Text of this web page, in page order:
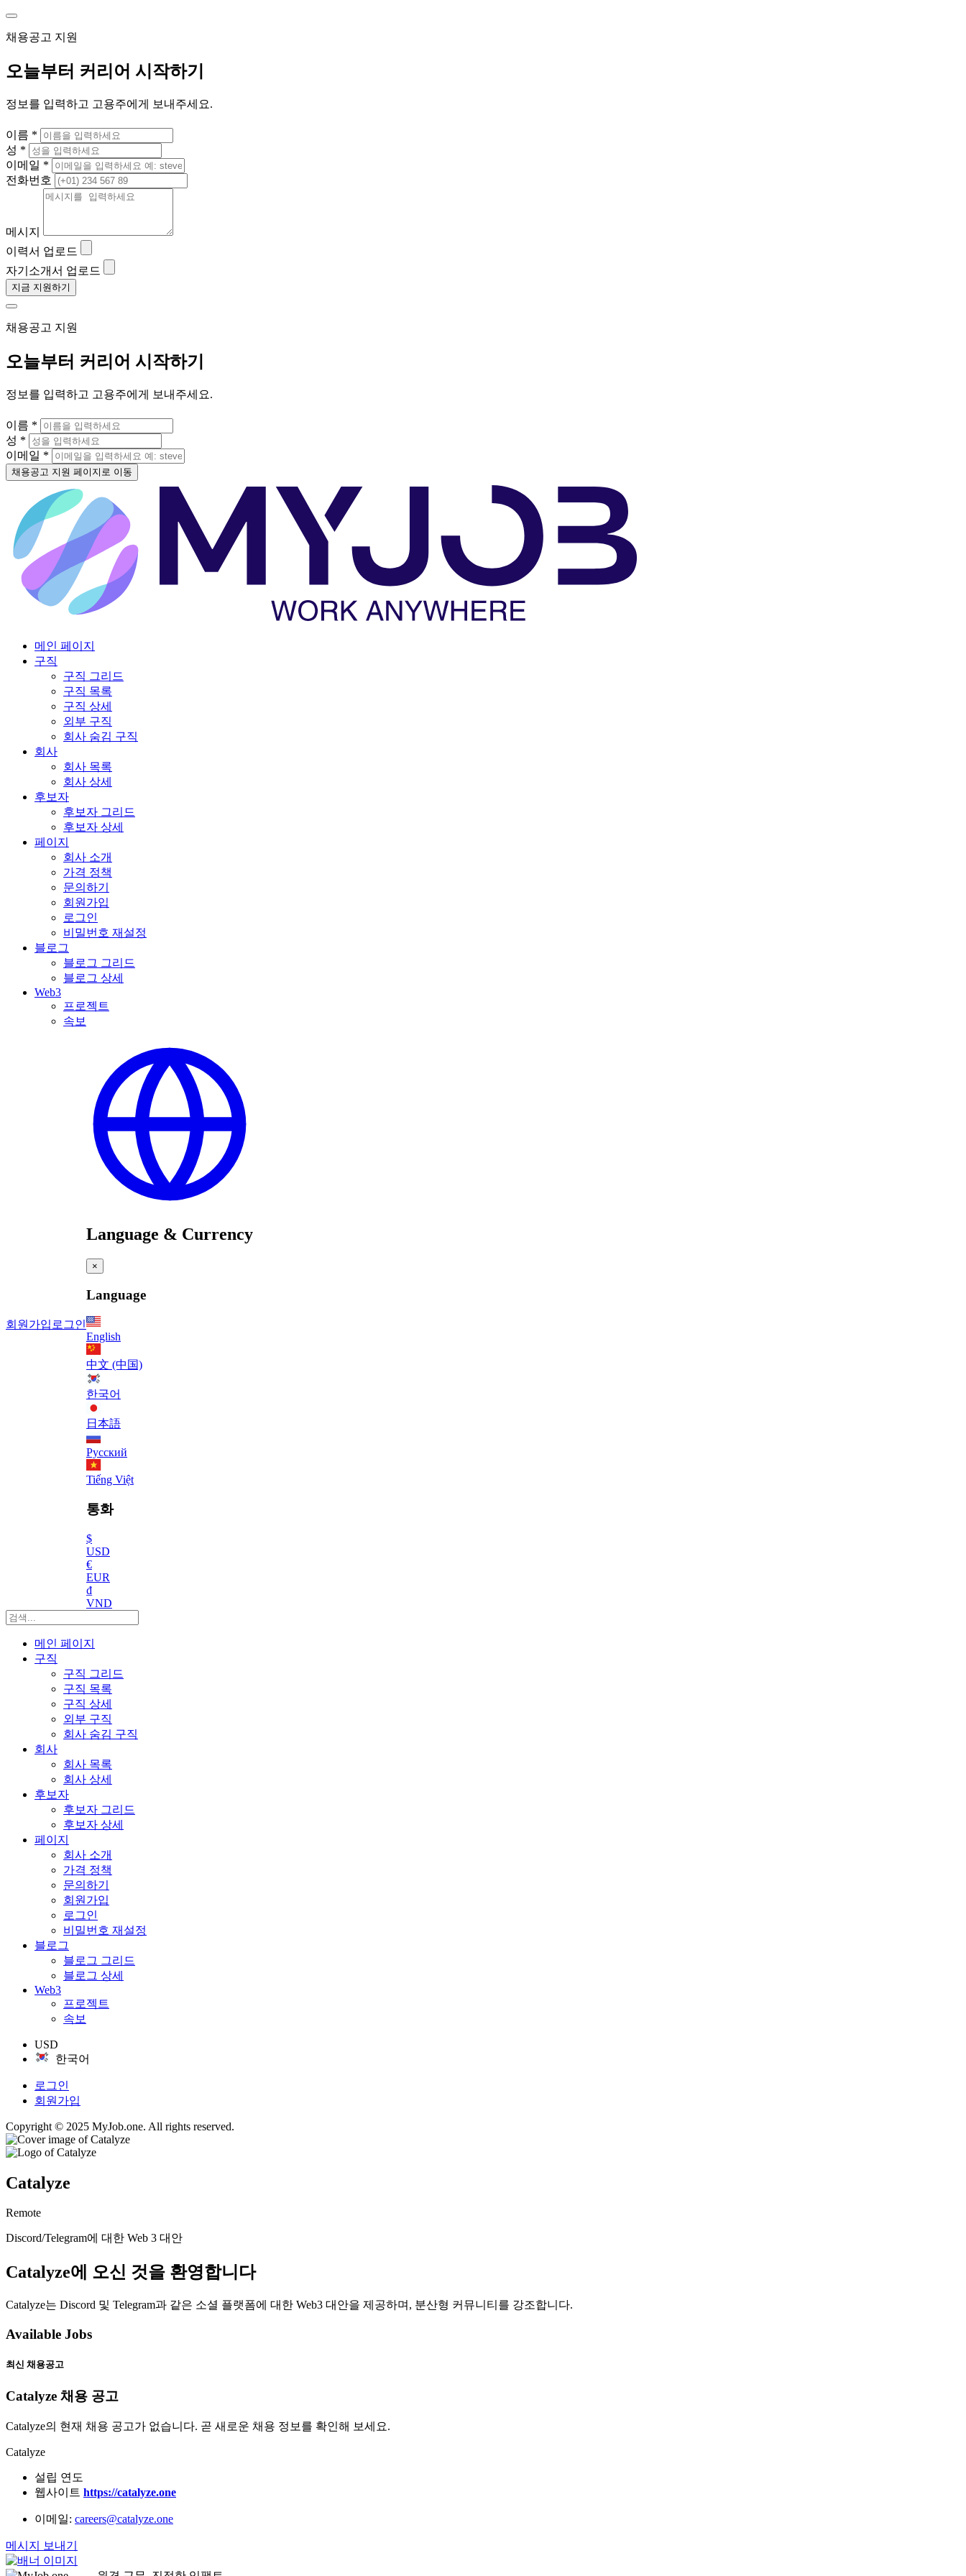
채용공고 지원
오늘부터 커리어 시작하기
정보를 입력하고 고용주에게 보내주세요.
이름 *
성 *
이메일 *
전화번호
메시지
이력서 업로드
자기소개서 업로드
지금 지원하기
채용공고 지원
오늘부터 커리어 시작하기
정보를 입력하고 고용주에게 보내주세요.
이름 *
성 *
이메일 *
채용공고 지원 페이지로 이동
메인 페이지
구직
구직 그리드
구직 목록
구직 상세
외부 구직
회사 숨김 구직
회사
회사 목록
회사 상세
후보자
후보자 그리드
후보자 상세
페이지
회사 소개
가격 정책
문의하기
회원가입
로그인
비밀번호 재설정
블로그
블로그 그리드
블로그 상세
Web3
프로젝트
속보
회원가입 로그인
Language & Currency
×
Language
English
中文 (中国)
한국어
日本語
Русский
Tiếng Việt
통화
$
USD
€
EUR
₫
VND
메인 페이지
구직
구직 그리드
구직 목록
구직 상세
외부 구직
회사 숨김 구직
회사
회사 목록
회사 상세
후보자
후보자 그리드
후보자 상세
페이지
회사 소개
가격 정책
문의하기
회원가입
로그인
비밀번호 재설정
블로그
블로그 그리드
블로그 상세
Web3
프로젝트
속보
USD
한국어
로그인
회원가입
Copyright © 2025 MyJob.one. All rights reserved.
Catalyze
Remote
Discord/Telegram에 대한 Web 3 대안
Catalyze에 오신 것을 환영합니다
Catalyze는 Discord 및 Telegram과 같은 소셜 플랫폼에 대한 Web3 대안을 제공하며, 분산형 커뮤니티를 강조합니다.
Available Jobs
최신 채용공고
Catalyze 채용 공고
Catalyze의 현재 채용 공고가 없습니다. 곧 새로운 채용 정보를 확인해 보세요.
Catalyze
설립 연도
웹사이트 https://catalyze.one
이메일: careers@catalyze.one
메시지 보내기